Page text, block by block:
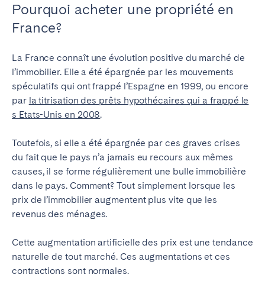
Pourquoi acheter une propriété en
France?
La France connaît une évolution positive du marché de
l’immobilier. Elle a été épargnée par les mouvements
spéculatifs qui ont frappé l’Espagne en 1999, ou encore
par la titrisation des prêts hypothécaires qui a frappé le
s Etats-Unis en 2008.
Toutefois, si elle a été épargnée par ces graves crises
du fait que le pays n’a jamais eu recours aux mêmes
causes, il se forme régulièrement une bulle immobilière
dans le pays. Comment? Tout simplement lorsque les
prix de l’immobilier augmentent plus vite que les
revenus des ménages.
Cette augmentation artificielle des prix est une tendance
naturelle de tout marché. Ces augmentations et ces
contractions sont normales.
English
Français
Português